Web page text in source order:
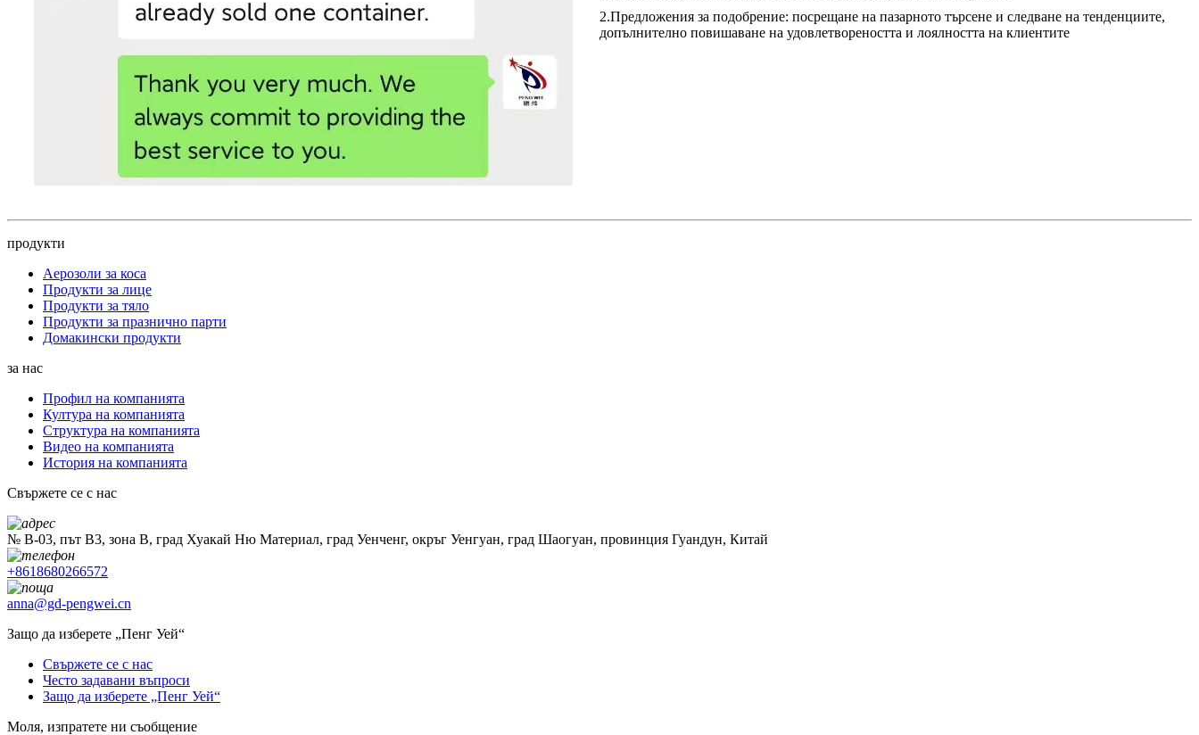
2.Предложения за подобрение: посрещане на пазарното търсене и следване на тенденциите,
допълнително повишаване на удовлетвореността и лоялността на клиентите
продукти
Аерозоли за коса
Продукти за лице
Продукти за тяло
Продукти за празнично парти
Домакински продукти
за нас
Профил на компанията
Култура на компанията
Структура на компанията
Видео на компанията
История на компанията
Свържете се с нас
№ B-03, път B3, зона B, град Хуакай Ню Материал, град Уенченг, окръг Уенгуан, град Шаогуан, провинция Гуандун, Китай
+8618680266572
anna@gd-pengwei.cn
Защо да изберете „Пенг Уей“
Свържете се с нас
Често задавани въпроси
Защо да изберете „Пенг Уей“
Моля, изпратете ни съобщение